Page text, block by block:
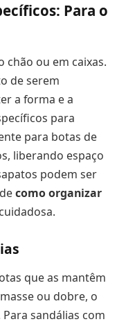
Para o
chão ou em caixas.
de serem
a forma e a
para
para botas de
liberando espaço
podem ser
como organizar
que as mantêm
ou dobre, o
sandálias com